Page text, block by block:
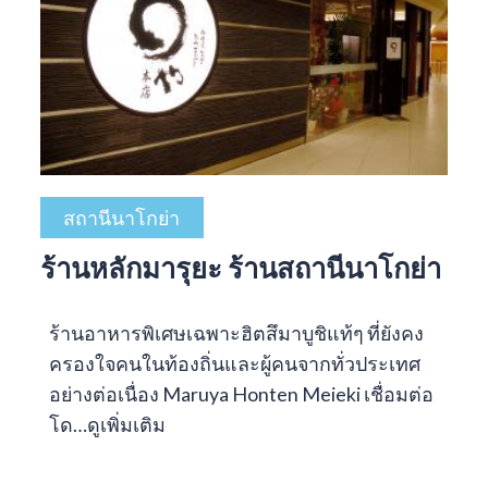
สถานีนาโกย่า
ร้านหลักมารุยะ ร้านสถานีนาโกย่า
ร้านอาหารพิเศษเฉพาะฮิตสึมาบูชิแท้ๆ ที่ยังคง
ครองใจคนในท้องถิ่นและผู้คนจากทั่วประเทศ
อย่างต่อเนื่อง Maruya Honten Meieki เชื่อมต่อ
โด…ดูเพิ่มเติม